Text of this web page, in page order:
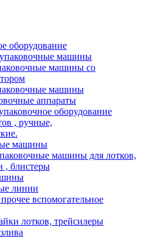
оборудование
машины
машины со
машины
аппараты
оборудование
, ручные,
машины
машины для лотков,
, блистеры
линии
вспомогательное
лотков, трейсилеры